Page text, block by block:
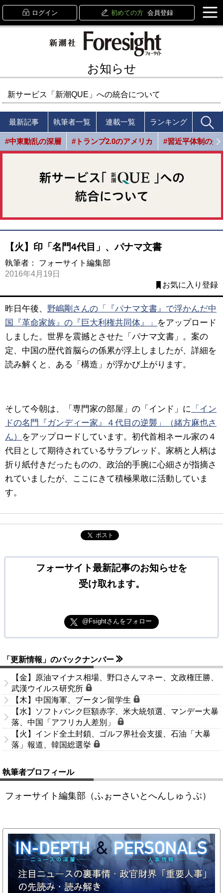
ログイン 初めての方 会員登録
お知らせ
新サービス「新潮QUE」への統合について
最新記事 執筆者一覧 連載一覧 ランキング
#中東動乱の深層 #トランプ2.0のアメリカ #習近平体制の光
【火】印「名門4代目」、パナマ文書
執筆者： フォーサイト編集部
2016年4月19日
お気に入り登録
昨日午後、 野嶋剛さんの「『パナマ文書』で浮かんだ中
国『革命家族』の『巨大利権共同体』」
をアップロード
しました。世界を震撼とさせた「パナマ文書」。案の
定、中国の歴代首脳らの係累が浮上しましたが、詳細を
読み解くと、ある「構造」が浮かび上がります。
そして今朝は、「専門家の部屋」の「インド」に 「イン
ドの名門『ガンディー家』４代目の逆襲」（緒方麻也さ
ん）
をアップロードしています。初代首相ネール家の４
代目として期待されているサラブレッド。家柄と人柄は
折り紙付きだったものの、政治的手腕に心細さが指摘さ
れていましたが、ここにきて積極果敢に活動していま
す。
ポスト
フォーサイト最新記事のお知らせを
受け取れます。
@Fsightさんをフォロー
「更新情報」のバックナンバー
【金】原油マイナス相場、野口さんマネー、文政権圧勝、
武漢ウイルス研究所
【木】中国海軍、ブータン留学生
【水】ソフトバンク巨額赤字、米大統領選、マンデー大暴
落、中国「アフリカ人差別」
【火】インド全土封鎖、ゴルフ界社会支援、石油「大暴
落」報道、韓国総選挙
執筆者プロフィール
フォーサイト編集部（ふぉーさいとへんしゅうぶ）